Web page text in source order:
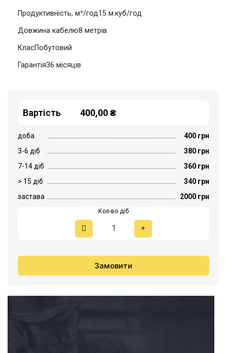
Продуктивність, м³/год15 м.куб/год
Довжина кабелю8 метрів
КласПобутовий
Гарантія36 місяців
Вартість 400,00 ₴
доба
400 грн
3-6 діб
380 грн
7-14 діб
360 грн
> 15 діб
340 грн
застава
2000 грн
Кол-во діб
Замовити